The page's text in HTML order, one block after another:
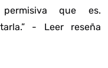
que es.
- Leer reseña